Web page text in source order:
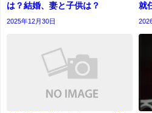
は？結婚、妻と子供は？
2025年12月30日
就